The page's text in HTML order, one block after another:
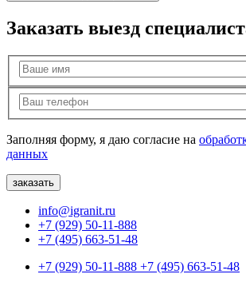
Заказать выезд
Заполняя форму, я даю согласие на
данных
info@igranit.ru
+7 (929) 50-11-888
+7 (495) 663-51-48
+7 (929) 50-11-888 +7 (495) 663-51-48